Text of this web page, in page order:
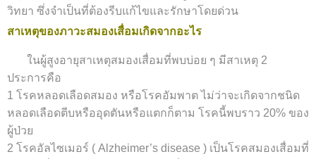
วิทยา ซึ่งจำเป็นที่ต้องรีบแก้ไขและรักษาโดยด่วน
สาเหตุของภาวะสมองเสื่อมเกิดจากอะไร
ในผู้สูงอายุสาเหตุสมองเสื่อมที่พบบ่อย ๆ มีสาเหตุ 2
ประการคือ
1 โรคหลอดเลือดสมอง หรือโรคอัมพาต ไม่ว่าจะเกิดจากชนิด
หลอดเลือดตีบหรืออุดตันหรือแตกก็ตาม โรคนี้พบราว 20% ของ
ผู้ป่วย
2 โรคอัลไซเมอร์ ( Alzheimer’s disease ) เป็นโรคสมองเสื่อมที่